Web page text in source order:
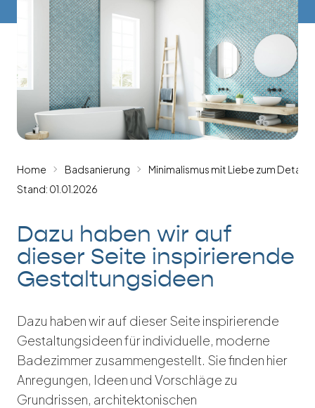
Home Badsanierung
Minimalismus mit Liebe zum Detail
Stand: 01.01.2026
Dazu haben wir auf
dieser Seite inspirierende
Gestaltungsideen
Dazu haben wir auf dieser Seite inspirierende
Gestaltungsideen für individuelle, moderne
Badezimmer zusammengestellt. Sie finden hier
Anregungen, Ideen und Vorschläge zu
Grundrissen, architektonischen